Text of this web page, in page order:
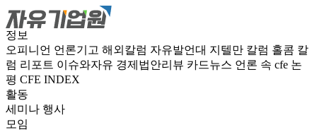
정보
오피니언 언론기고 해외칼럼 자유발언대 지텔만 칼럼 홀콤 칼
럼 리포트 이슈와자유 경제법안리뷰 카드뉴스 언론 속 cfe 논
평 CFE INDEX
활동
세미나 행사
모임